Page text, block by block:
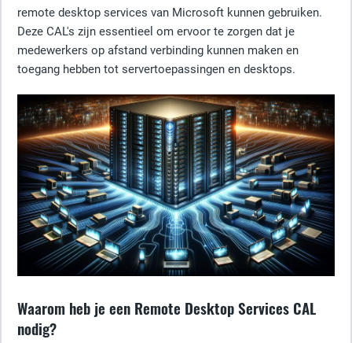
remote desktop services van Microsoft kunnen gebruiken.
Deze CAL's zijn essentieel om ervoor te zorgen dat je
medewerkers op afstand verbinding kunnen maken en
toegang hebben tot servertoepassingen en desktops.
Waarom heb je een Remote Desktop Services CAL
nodig?